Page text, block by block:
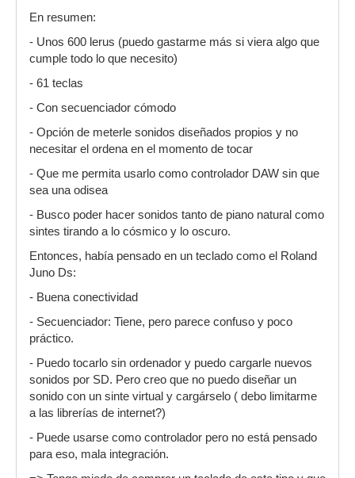
En resumen:
- Unos 600 lerus (puedo gastarme más si viera algo que
cumple todo lo que necesito)
- 61 teclas
- Con secuenciador cómodo
- Opción de meterle sonidos diseñados propios y no
necesitar el ordena en el momento de tocar
- Que me permita usarlo como controlador DAW sin que
sea una odisea
- Busco poder hacer sonidos tanto de piano natural como
sintes tirando a lo cósmico y lo oscuro.
Entonces, había pensado en un teclado como el Roland
Juno Ds:
- Buena conectividad
- Secuenciador: Tiene, pero parece confuso y poco
práctico.
- Puedo tocarlo sin ordenador y puedo cargarle nuevos
sonidos por SD. Pero creo que no puedo diseñar un
sonido con un sinte virtual y cargárselo ( debo limitarme
a las librerías de internet?)
- Puede usarse como controlador pero no está pensado
para eso, mala integración.